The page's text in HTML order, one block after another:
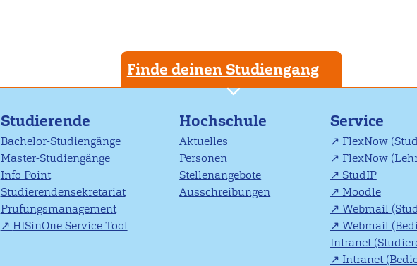
Finde deinen Studiengang
Studierende
Bachelor-Studiengänge
Master-Studiengänge
Info Point
Studierendensekretariat
Prüfungsmanagement
HISinOne Service Tool
Hochschule
Aktuelles
Personen
Stellenangebote
Ausschreibungen
Service
FlexNow
FlexNow
StudIP
Moodle
Webmail
Webmail
Intranet
Intranet